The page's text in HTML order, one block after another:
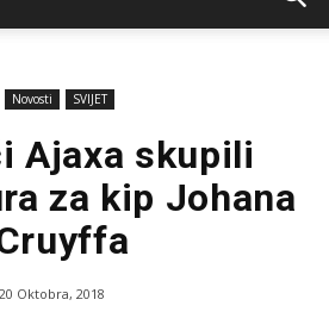
Novosti SVIJET
Ajaxa skupili
za kip Johana
20 Oktobra, 2018